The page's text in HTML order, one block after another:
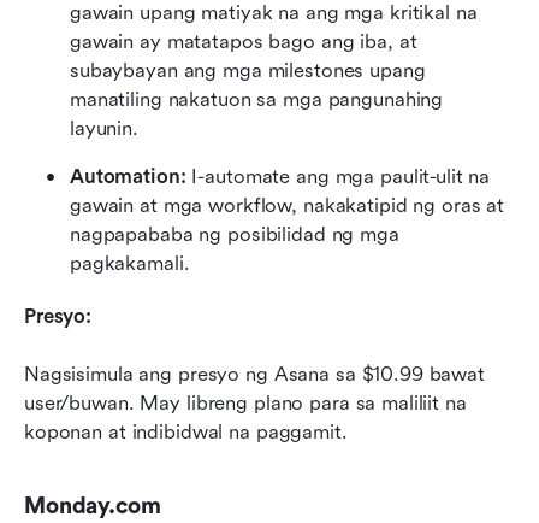
gawain upang matiyak na ang mga kritikal na
gawain ay matatapos bago ang iba, at
subaybayan ang mga milestones upang
manatiling nakatuon sa mga pangunahing
layunin.
Automation: I-automate ang mga paulit-ulit na
gawain at mga workflow, nakakatipid ng oras at
nagpapababa ng posibilidad ng mga
pagkakamali.
Presyo:
Nagsisimula ang presyo ng Asana sa $10.99 bawat
user/buwan. May libreng plano para sa maliliit na
koponan at indibidwal na paggamit.
Monday.com